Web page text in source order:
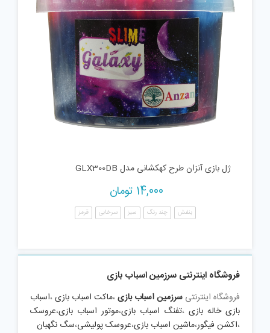
ژل بازی آنزان طرح کهکشانی مدل GLX300DB
14,000 تومان
بنفش چند رنگ سبز سرخابی قرمز
فروشگاه اینترنتی سرزمین اسباب بازی
فروشگاه اینترنتی سرزمین اسباب بازی،ماکت اسباب بازی،اسباب
بازی خاله بازی ،تفنگ اسباب بازی،موتور اسباب بازی،عروسک
،اکشن فیگور،ماشین اسباب بازی،عروسک پولیشی،سگ نگهبان